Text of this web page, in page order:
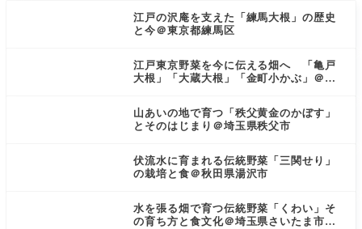
江戸の沢庵を支えた「練馬大根」の歴史
と今＠東京都練馬区
江戸東京野菜を今に伝える畑へ 「亀戸
大根」「大蔵大根」「金町小かぶ」＠東
山あいの地で育つ「秩父黄金のかぼす」
とそのはじまり＠埼玉県秩父市
伏流水に育まれる伝統野菜「三関せり」
の栽培と食＠秋田県湯沢市
水を張る畑で育つ伝統野菜「くわい」そ
の育ち方と食文化＠埼玉県さいたま市見